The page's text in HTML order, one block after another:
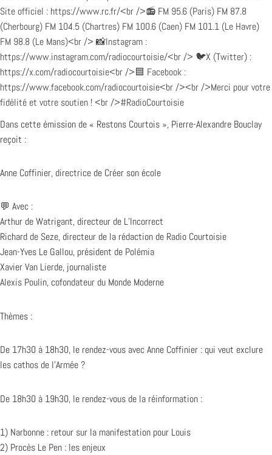
Dans cette émission de « Restons Courtois », Pierre-Alexandre Bouclay
reçoit :
Anne Coffinier, directrice de Créer son école
💬 Avec :
Arthur de Watrigant, directeur de L’Incorrect
Richard de Seze, directeur de la rédaction de Radio Courtoisie
Jean-Yves Le Gallou, président de Polémia
Xavier Van Lierde, journaliste
Alexis Poulin, cofondateur du Monde Moderne
Thèmes :
De 17h30 à 18h30, le rendez-vous avec Anne Coffinier : qui veut exclure
les cathos de l’Armée ?
De 18h30 à 19h30, le rendez-vous de la réinformation :
1) Narbonne : retour sur la manifestation pour Louis
2) Procès Le Pen : les enjeux